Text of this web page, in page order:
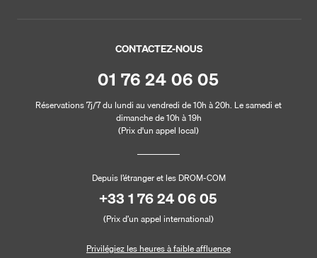
CONTACTEZ-NOUS
01 76 24 06 05
Réservations 7j/7 du lundi au vendredi de 10h à 20h. Le samedi et
dimanche de 10h à 19h
(Prix d'un appel local)
Depuis l’étranger et les DROM-COM
+33 1 76 24 06 05
(Prix d’un appel international)
Privilégiez les heures à faible affluence